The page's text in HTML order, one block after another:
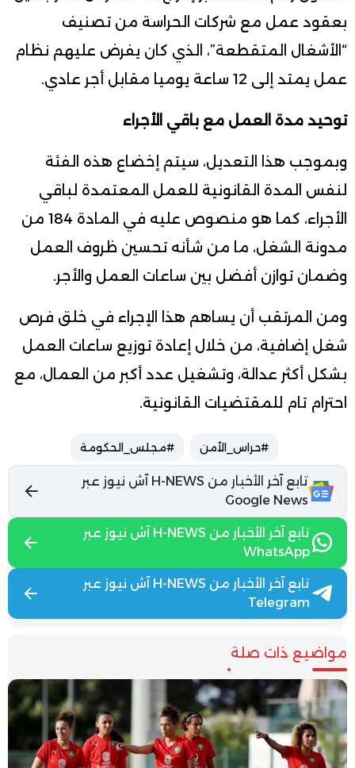
بعقود عمل مع شركات الحراسة من تصنيف
“الأشغال المتقطعة”، الذي كان يفرض عليهم نظام
عمل يمتد إلى 12 ساعة يوميا مقابل أجر عادي.
توحيد مدة العمل مع باقي الأجراء
وبموجب هذا التعديل، سيتم إخضاع هذه الفئة
لنفس المدة القانونية للعمل المعتمدة لباقي
الأجراء، كما هو منصوص عليه في المادة 184 من
مدونة الشغل، ما من شأنه تحسين ظروف العمل
وضمان توازن أفضل بين ساعات العمل والأجر.
ومن المرتقب أن يساهم هذا الإجراء في خلق فرص
شغل إضافية، من خلال إعادة توزيع ساعات العمل
بشكل أكثر عدالة، وتشغيل عدد أكبر من العمال، مع
احترام تام للمقتضيات القانونية.
#حراس_الأمن #مجلس_الحكومة
تابع آخر الأخبار من H-NEWS آش نيوز عبر
Google News
تابع آخر الأخبار من H-NEWS آش نيوز عبر
WhatsApp
تابع آخر الأخبار من H-NEWS آش نيوز عبر
Telegram
مواضيع ذات صلة